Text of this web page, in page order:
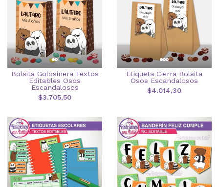
Bolsita Golosinera Textos
Editables Osos
Escandalosos
$3.705,50
Etiqueta Cierra Bolsita
Osos Escandalosos
$4.014,30